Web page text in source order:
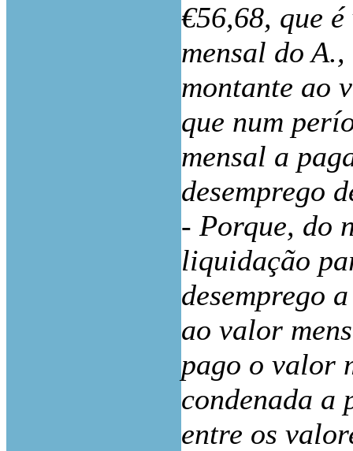
€56,68, que
mensal do
montante ao
que num
mensal a
desemprego
- Porque, do
liquidação
desemprego
ao valor
pago o valor
condenada a
entre os